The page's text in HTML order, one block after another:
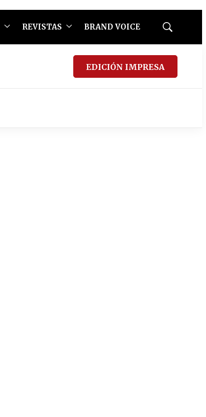
REVISTAS BRAND VOICE
Mostrar
EDICIÓN IMPRESA